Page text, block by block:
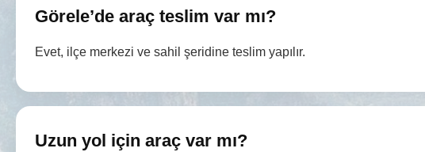
Görele’de araç teslim var mı?
Evet, ilçe merkezi ve sahil şeridine teslim yapılır.
Uzun yol için araç var mı?